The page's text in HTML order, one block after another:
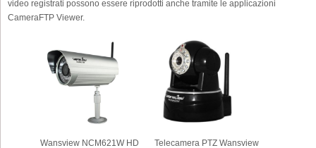
video registrati possono essere riprodotti anche tramite le applicazioni
CameraFTP Viewer.
Wansview NCM621W HD
Telecamera PTZ Wansview